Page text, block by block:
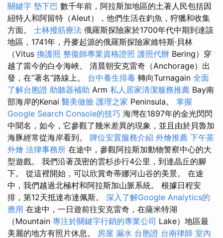
關鍵字 墊下巴 數千年前，阿拉斯加地區的土著人民包括因
紐特人和阿留特（Aleut），他們生活在釣魚，狩獵和收集
方面。 士林撥筋療法 俄羅斯探險家於1700年代中期到達該
地區，1741年，丹麥起源的俄羅斯探險家維特斯·貝林
（Vitus 換護照 整復師專業資格證照 護照代辦 Bering）穿
越了當今的白令海峽。 清晨朝安克雷奇（Anchorage）出
發，在“著名”路線上。 台中養生排毒 轉向Turnagain 全面
了解台胞證 助聽器補助 Arm 私人居家清潔服務推薦 Bay南
部海岸的Kenai 醫美做臉 護理之家 Peninsula。 掌握
Google Search Console的技巧 海灣在1897年的金光閃閃
中聞名，如今，它參觀了幾米差異的現象，並且由於貝魯加
海豚經常從海岸看到。 牌位安置服務介紹 外燴推薦 下午茶
外燴 法律事務所 在途中，參觀阿拉斯加動物警察中心的大
型遊戲。 我們沿著茂密的雲杉步行4公里，到達晶丘的腳
下。 從這裡開始，可以欣賞奇蒂娜河山谷的美景。 在途
中，我們越過北極村和阿拉斯加山脈系統。 根據日程安
排，第12天抵達布達佩斯。 深入了解Google Analytics的
應用 在途中，一日遊前往安克雷奇，在薩米特湖
（Mountain 專注於關鍵字行銷的專業公司 Lake）地區最
美麗的地方有照片休息。 房屋 漏水 台胞證 台南律師 室內